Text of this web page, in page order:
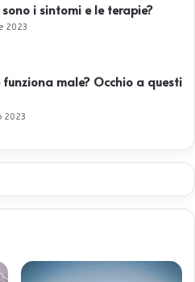
i sintomi e le terapie?
2023
funziona male? Occhio a questi
2023